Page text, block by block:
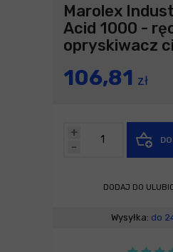
Marolex
Acid 1000 -
opryskiwacz
106,81 zł
-
+
DODAJ DO
Wysyłka: do